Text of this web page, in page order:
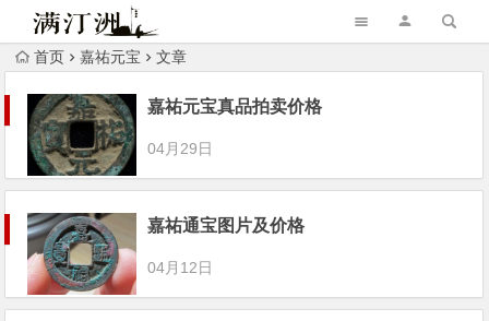
首页 嘉祐元宝 文章
嘉祐元宝真品拍卖价格
04月29日
嘉祐通宝图片及价格
04月12日